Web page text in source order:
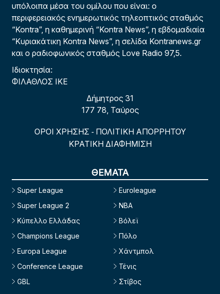
υπόλοιπα μέσα του ομίλου που είναι: ο
περιφερειακός ενημερωτικός τηλεοπτικός σταθμός
“Kontra”, η καθημερινή “Kontra News”, η εβδομαδιαία
“Κυριακάτικη Kontra News”, η σελίδα Kontranews.gr
και ο ραδιοφωνικός σταθμός Love Radio 97,5.
Ιδιοκτησία:
ΦΙΛΑΘΛΟΣ ΙΚΕ
Δήμητρος 31
177 78, Ταύρος
ΟΡΟΙ ΧΡΗΣΗΣ - ΠΟΛΙΤΙΚΗ ΑΠΟΡΡΗΤΟΥ
ΚΡΑΤΙΚΗ ΔΙΑΦΗΜΙΣΗ
ΘΕΜΑΤΑ
Super League
Super League 2
Κύπελλο Ελλάδας
Champions League
Europa League
Conference League
GBL
Euroleague
NBA
Βόλεϊ
Πόλο
Χάντμπολ
Τένις
Στίβος